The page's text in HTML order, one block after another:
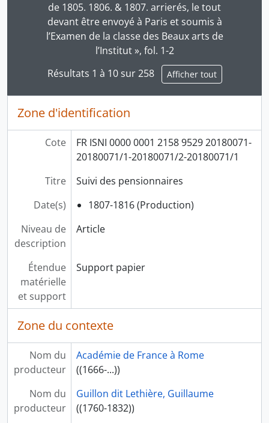
de 1805. 1806. & 1807. arrierés, le tout
devant être envoyé à Paris et soumis à
l’Examen de la classe des Beaux arts de
l’Institut », fol. 1-2
Résultats 1 à 10 sur 258
Afficher tout
Zone d'identification
Cote
FR ISNI 0000 0001 2158 9529 20180071-
20180071/1-20180071/2-20180071/1
Titre
Suivi des pensionnaires
Date(s)
1807-1816 (Production)
Niveau de
description
Article
Étendue
matérielle
et support
Support papier
Zone du contexte
Nom du
producteur
Académie de France à Rome
((1666-...))
Nom du
producteur
Guillon dit Lethière, Guillaume
((1760-1832))